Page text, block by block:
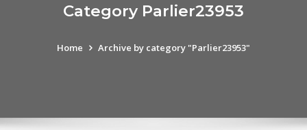
Category Parlier23953
Home Archive by category "Parlier23953"